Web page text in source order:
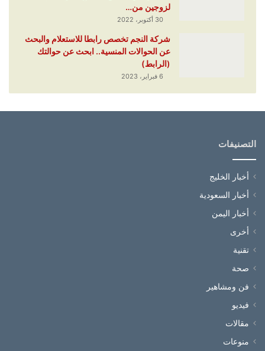
لزوجين من…
30 أكتوبر، 2022
شركة النجم تخصص رابطا للاستعلام والبحث
عن الحوالات المنسية.. ابحث عن حوالتك
(الرابط)
6 فبراير، 2023
التصنيفات
أخبار الخليج
أخبار السعودية
أخبار اليمن
أخرى
تقنية
صحة
فن ومشاهير
فيديو
مقالات
منوعات